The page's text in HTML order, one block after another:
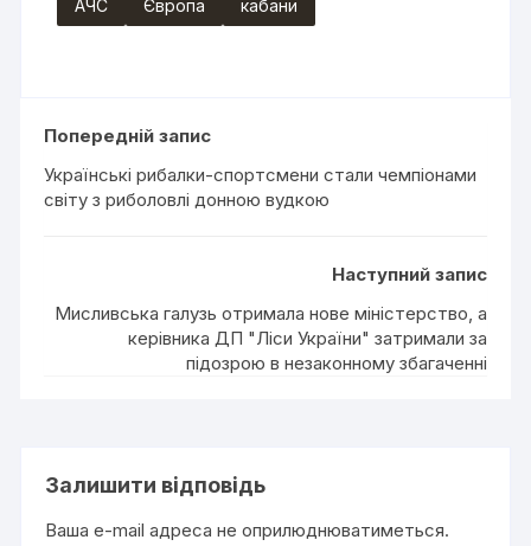
АЧС Європа кабани
Попередній запис
Українські рибалки-спортсмени стали чемпіонами
світу з риболовлі донною вудкою
Наступний запис
Мисливська галузь отримала нове міністерство, а
керівника ДП "Ліси України" затримали за
підозрою в незаконному збагаченні
Залишити відповідь
Ваша e-mail адреса не оприлюднюватиметься.